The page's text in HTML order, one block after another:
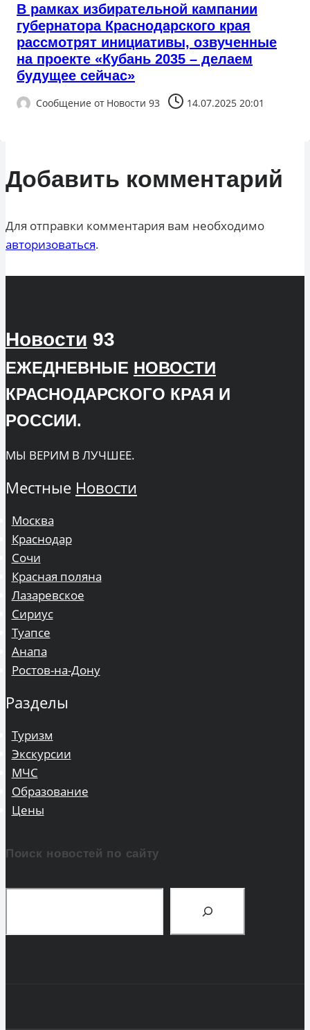
В рамках избирательной кампании
губернатора Краснодарского края
рассмотрят инициативы, озвученные
на проекте «Кубань 2035 – делаем
будущее сейчас»
Сообщение от Новости 93 14.07.2025 20:01
Добавить комментарий
Для отправки комментария вам необходимо
авторизоваться.
Новости 93
ЕЖЕДНЕВНЫЕ НОВОСТИ
КРАСНОДАРСКОГО КРАЯ И
РОССИИ.
МЫ ВЕРИМ В ЛУЧШЕЕ.
Местные Новости
Москва
Краснодар
Сочи
Красная поляна
Лазаревское
Сириус
Туапсе
Анапа
Ростов-на-Дону
Разделы
Туризм
Экскурсии
МЧС
Образование
Цены
Поиск новостей по сайту